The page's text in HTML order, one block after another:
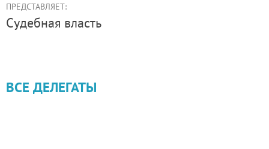
ПРЕДСТАВЛЯЕТ:
Судебная власть
ВСЕ ДЕЛЕГАТЫ